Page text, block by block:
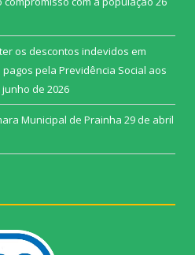
os descontos indevidos em
pela Previdência Social aos
junho de 2026
Municipal de Prainha 29 de abril